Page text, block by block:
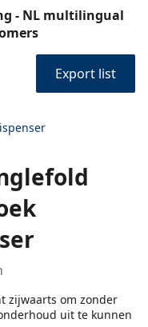
- NL multilingual
Export list
zijwaarts om zonder
uit te kunnen